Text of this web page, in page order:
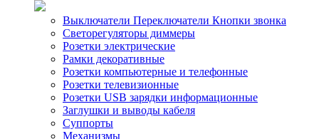
Выключатели Переключатели Кнопки звонка
Светорегуляторы диммеры
Розетки электрические
Рамки декоративные
Розетки компьютерные и телефонные
Розетки телевизионные
Розетки USB зарядки информационные
Заглушки и выводы кабеля
Суппорты
Механизмы